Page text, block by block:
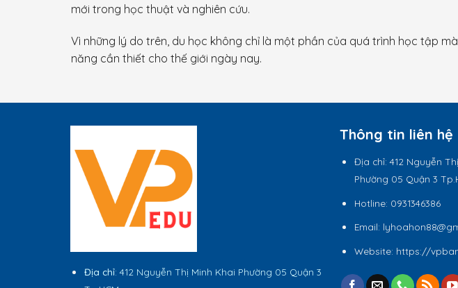
mới trong học thuật và nghiên cứu.
Vì những lý do trên, du học không chỉ là một phần của quá trình học tập
năng cần thiết cho thế giới ngày nay.
Địa chỉ: 412 Nguyễn Thị Minh Khai Phường 05 Quận 3
Thông tin liên hệ
Địa chỉ:412 Nguyễn
Phường 05 Quận 3
Hotline: 0931346386
Email:
Website: https://